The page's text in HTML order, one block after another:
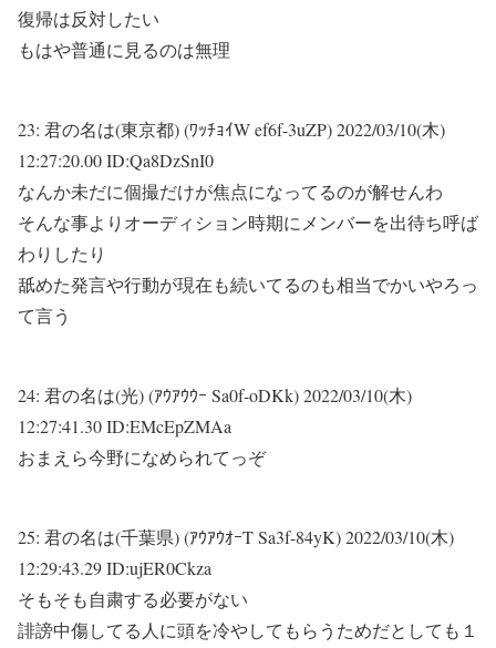
復帰は反対したい
もはや普通に見るのは無理
23: 君の名は(東京都) (ﾜｯﾁｮｲW ef6f-3uZP)2022/03/10(木)
12:27:20.00 ID:Qa8DzSnI0
なんか未だに個撮だけが焦点になってるのが解せんわ
そんな事よりオーディション時期にメンバーを出待ち呼ば
わりしたり
舐めた発言や行動が現在も続いてるのも相当でかいやろっ
て言う
24: 君の名は(光) (ｱｳｱｳｳｰ Sa0f-oDKk)2022/03/10(木)
12:27:41.30 ID:EMcEpZMAa
おまえら今野になめられてっぞ
25: 君の名は(千葉県) (ｱｳｱｳｵｰT Sa3f-84yK)2022/03/10(木)
12:29:43.29 ID:ujER0Ckza
そもそも自粛する必要がない
誹謗中傷してる人に頭を冷やしてもらうためだとしても１